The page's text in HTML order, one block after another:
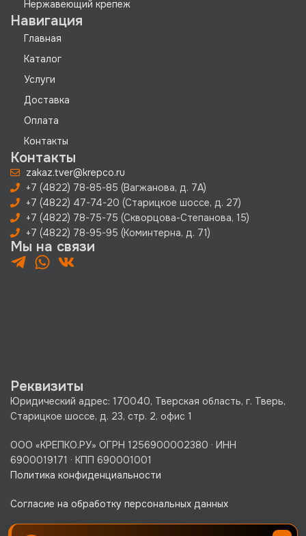
Нержавеющий крепеж
Навигация
Главная
Каталог
Услуги
Доставка
Оплата
Контакты
Контакты
zakaz.tver@krepco.ru
+7 (4822) 78-85-85 (Вагжанова, д. 7А)
+7 (4822) 47-74-20 (Старицкое шоссе, д. 27)
+7 (4822) 78-75-75 (Скворцова-Степанова, 15)
+7 (4822) 78-95-95 (Коминтерна, д. 71)
Мы на связи
Реквизиты
Юридический адрес: 170040, Тверская область, г. Тверь,
Старицкое шоссе, д. 23, стр. 2, офис 1
ООО «КРЕПКО.РУ» ОГРН 1256900002380 · ИНН
6900019171 · КПП 690001001
Политика конфиденциальности
Согласие на обработку персональных данных